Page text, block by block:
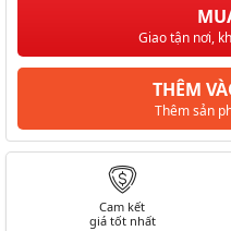
Giao tận nơi,
THÊM
Thêm sản
Cam kết
giá tốt nhất